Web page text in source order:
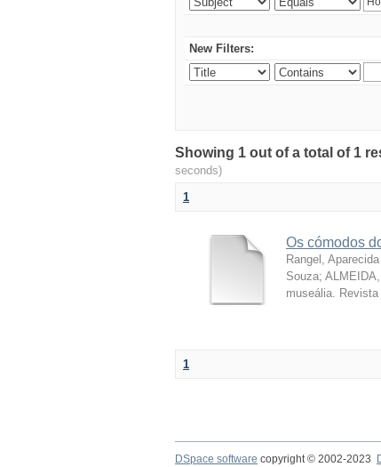
New Filters:
Showing 1 out of a total of 1
seconds)
1
Os cómodos
Rangel,
Souza;
museália.
1
DSpace software copyright © 2002-2023